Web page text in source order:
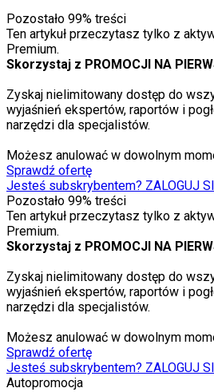
Pozostało 99% treści
Ten artykuł przeczytasz tylko z
Premium.
Skorzystaj z PROMOCJI NA
Zyskaj nielimitowany dostęp do
wyjaśnień ekspertów, raportów i
narzędzi dla specjalistów.
Możesz anulować w dowolnym
Sprawdź ofertę
Jesteś subskrybentem? ZALOGUJ
Pozostało 99% treści
Ten artykuł przeczytasz tylko z
Premium.
Skorzystaj z PROMOCJI NA
Zyskaj nielimitowany dostęp do
wyjaśnień ekspertów, raportów i
narzędzi dla specjalistów.
Możesz anulować w dowolnym
Sprawdź ofertę
Jesteś subskrybentem? ZALOGUJ
Autopromocja